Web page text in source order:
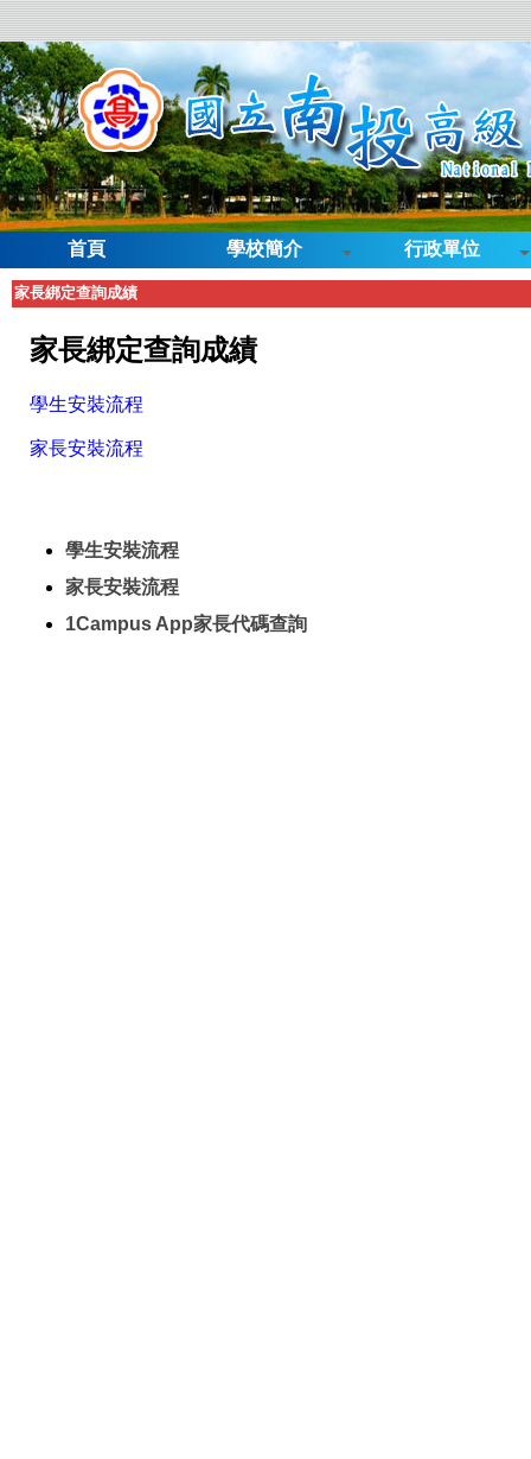
首頁 學校簡介 行政單位
家長綁定查詢成績
家長綁定查詢成績
學生安裝流程
家長安裝流程
學生安裝流程
家長安裝流程
1Campus App家長代碼查詢